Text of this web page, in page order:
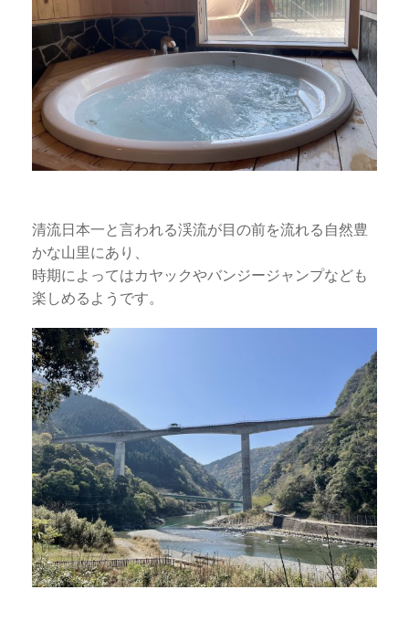
清流日本一と言われる渓流が目の前を流れる自然豊
かな山里にあり、
時期によってはカヤックやバンジージャンプなども
楽しめるようです。